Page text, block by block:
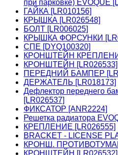
при парковке) EVOQUE
ГАЙКА [LR010156]
КРЫШКА [LR026548]
БОЛТ [LR006025]
КРЫШКА ФОРСУНКИ
СПЕ [DYQ100320]
КРОНШТЕЙН
КРОНШТЕЙН [LR026533]
ПЕРЕДНИЙ БАМПЕР
ДЕРЖАТЕЛЬ [LR018173]
Дефлектор переднего
[LR026537]
ФИКСАТОР [ANR2224]
Решетка радиатора
КРЕПЛЕНИЕ [LR026555]
BRACKET - LICENSE
КРОНШ.
КРОНШТЕЙН [LR026532]